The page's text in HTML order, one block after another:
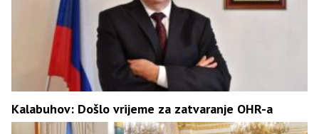
Kalabuhov: Došlo vrijeme za zatvaranje OHR-a